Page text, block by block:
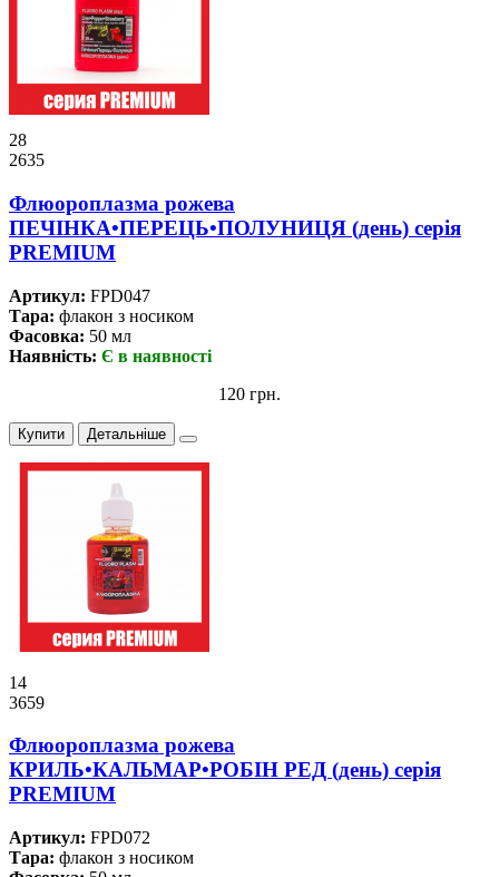
28
2635
Флюороплазма рожева
ПЕЧIНКА•ПЕРЕЦЬ•ПОЛУНИЦЯ (день) серiя
PREMIUM
Артикул: FPD047
Тара: флакон з носиком
Фасовка: 50 мл
Наявність: Є в наявності
120 грн.
Купити Детальніше
14
3659
Флюороплазма рожева
КРИЛЬ•КАЛЬМАР•РОБІН РЕД (день) серiя
PREMIUM
Артикул: FPD072
Тара: флакон з носиком